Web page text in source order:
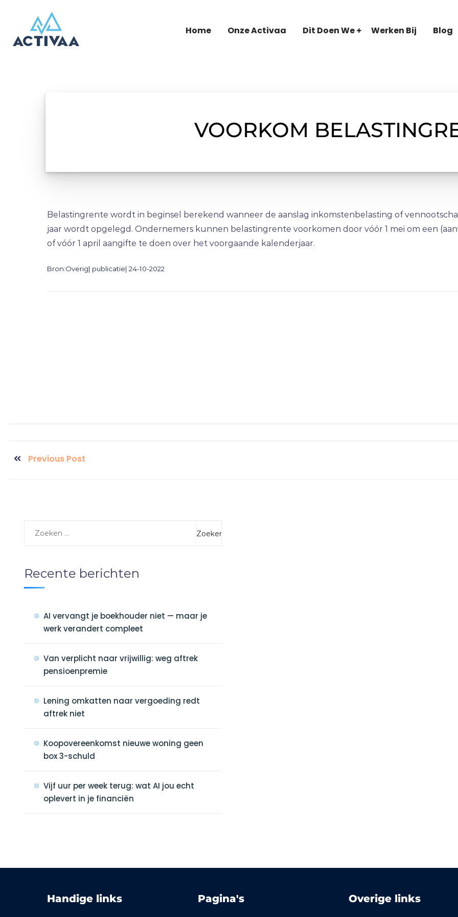
Home Onze Activaa Dit Doen We Werken Bij Blog
VOORKOM
Belastingrente wordt in beginsel berekend wanneer de aanslag inkomstenbelasting of
jaar wordt opgelegd. Ondernemers kunnen belastingrente voorkomen door vóór 1 mei om een
of vóór 1 april aangifte te doen over het voorgaande kalenderjaar.
Bron:Overig| publicatie| 24-10-2022
Previous Post
Recente berichten
AI vervangt je boekhouder niet — maar je
werk verandert compleet
Van verplicht naar vrijwillig: weg aftrek
pensioenpremie
Lening omkatten naar vergoeding redt
aftrek niet
Koopovereenkomst nieuwe woning geen
box 3-schuld
Vijf uur per week terug: wat AI jou echt
oplevert in je financiën
Handige links Pagina's Overige links